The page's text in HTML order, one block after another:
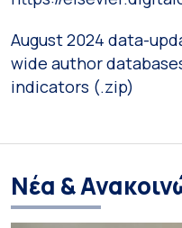
August 2024 data-
wide author
indicators (.zip)
Νέα &